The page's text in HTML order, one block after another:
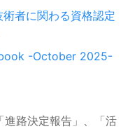
ついて
日からの大雨にかか
適用地域の世帯の学
給付奨学金【家計急
び貸与奨学金【緊急
用】等の取扱いにつ
第12号に伴う災害に
者に関わる資格認定
-October 2025-
進路決定報告」、「活